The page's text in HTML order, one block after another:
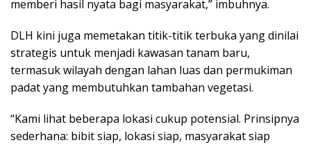
memberi hasil nyata bagi masyarakat,” imbuhnya.
DLH kini juga memetakan titik-titik terbuka yang dinilai
strategis untuk menjadi kawasan tanam baru,
termasuk wilayah dengan lahan luas dan permukiman
padat yang membutuhkan tambahan vegetasi.
“Kami lihat beberapa lokasi cukup potensial. Prinsipnya
sederhana: bibit siap, lokasi siap, masyarakat siap